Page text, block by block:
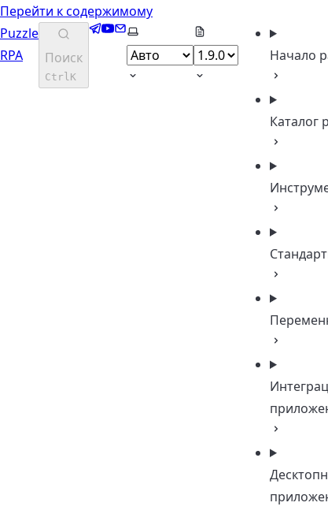
Перейти к содержимому
Puzzle
RPA
Поиск
CtrlK
Telegram
YouTube
EmailВыберите тему
Начало
Каталог